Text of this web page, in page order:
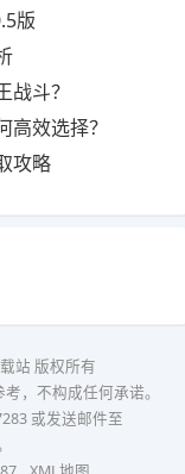
版
斗？
效选择？
攻略
站 版权所有
，不构成任何承诺。
或发送邮件至